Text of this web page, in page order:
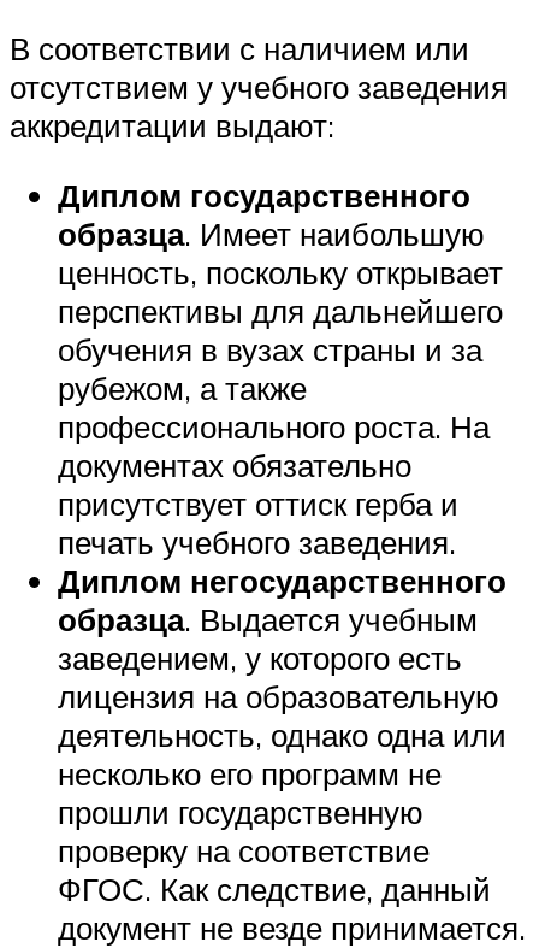
В соответствии с наличием или
отсутствием у учебного заведения
аккредитации выдают:
Диплом государственного
образца. Имеет наибольшую
ценность, поскольку открывает
перспективы для дальнейшего
обучения в вузах страны и за
рубежом, а также
профессионального роста. На
документах обязательно
присутствует оттиск герба и
печать учебного заведения.
Диплом негосударственного
образца. Выдается учебным
заведением, у которого есть
лицензия на образовательную
деятельность, однако одна или
несколько его программ не
прошли государственную
проверку на соответствие
ФГОС. Как следствие, данный
документ не везде принимается.